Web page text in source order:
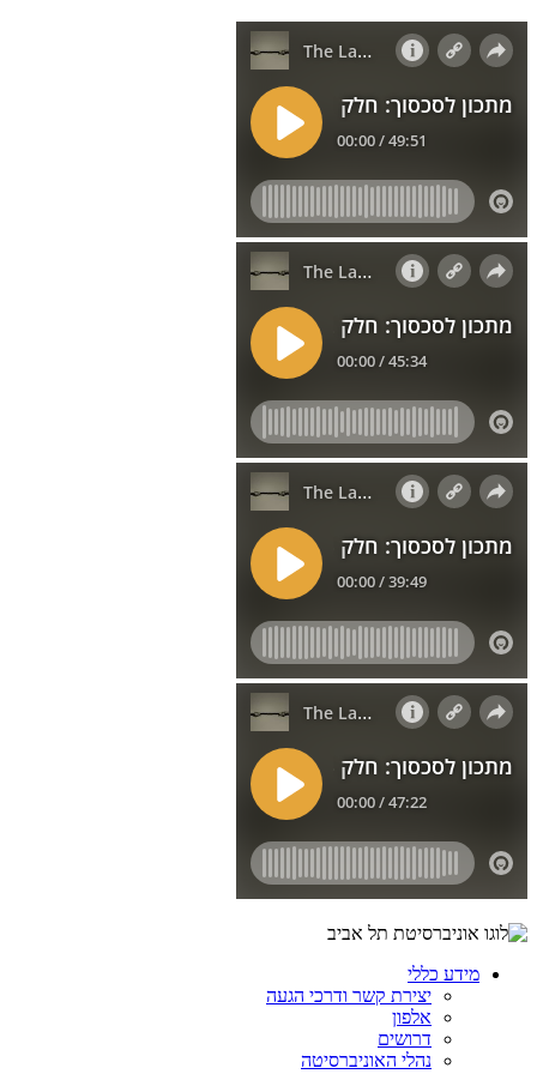
מידע כללי
יצירת קשר ודרכי הגעה
אלפון
דרושים
נהלי האוניברסיטה